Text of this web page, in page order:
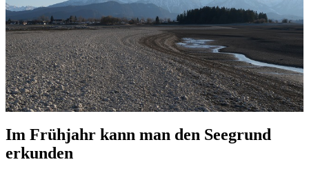
Im Frühjahr kann man den Seegrund
erkunden